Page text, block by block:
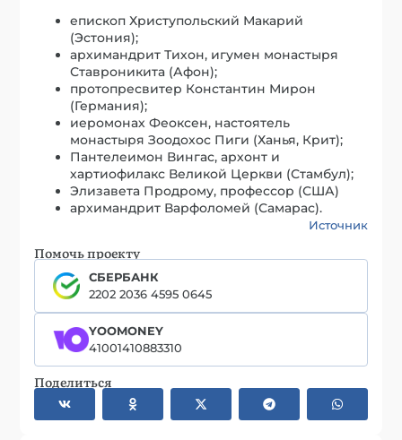
епископ Христупольский Макарий
(Эстония);
архимандрит Тихон, игумен монастыря
Ставроникита (Афон);
протопресвитер Константин Мирон
(Германия);
иеромонах Феоксен, настоятель
монастыря Зоодохос Пиги (Ханья, Крит);
Пантелеимон Вингас, архонт и
хартиофилакс Великой Церкви (Стамбул);
Элизавета Продрому, профессор (США)
архимандрит Варфоломей (Самарас).
Источник
Помочь проекту
СБЕРБАНК
2202 2036 4595 0645
YOOMONEY
41001410883310
Поделиться